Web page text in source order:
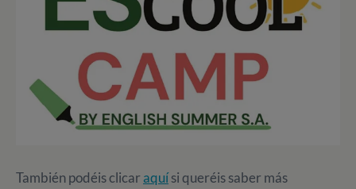
También podéis clicaraquísi queréis saber más